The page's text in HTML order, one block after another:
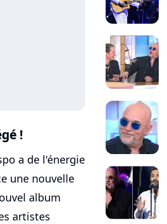
!
a de l'énergie
une nouvelle
album
artistes